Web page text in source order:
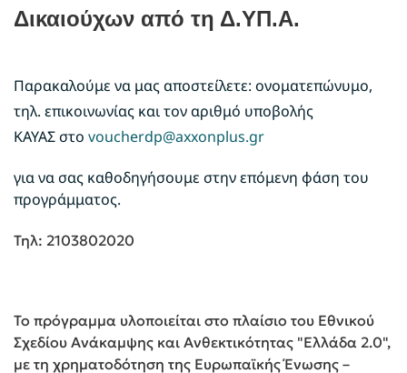
Δικαιούχων από τη Δ.ΥΠ.Α.
Παρακαλούμε να μας αποστείλετε: ονοματεπώνυμο,
τηλ. επικοινωνίας και τον αριθμό υποβολής
ΚΑΥΑΣ στο voucherdp@axxonplus.gr
για να σας καθοδηγήσουμε στην επόμενη φάση του
προγράμματος.
Τηλ: 2103802020
Το πρόγραμμα υλοποιείται στο πλαίσιο του Εθνικού
Σχεδίου Ανάκαμψης και Ανθεκτικότητας "Ελλάδα 2.0",
με τη χρηματοδότηση της Ευρωπαϊκής Ένωσης –